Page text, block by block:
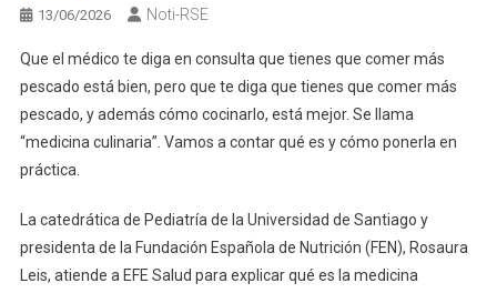
13/06/2026 Noti-RSE
Que el médico te diga en consulta que tienes que comer más
pescado está bien, pero que te diga que tienes que comer más
pescado, y además cómo cocinarlo, está mejor. Se llama
“medicina culinaria”. Vamos a contar qué es y cómo ponerla en
práctica.
La catedrática de Pediatría de la Universidad de Santiago y
presidenta de la Fundación Española de Nutrición (FEN), Rosaura
Leis, atiende a EFE Salud para explicar qué es la medicina